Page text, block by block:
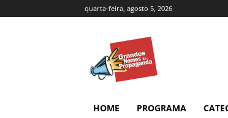
quarta-feira, agosto 5, 2026
HOME PROGRAMA